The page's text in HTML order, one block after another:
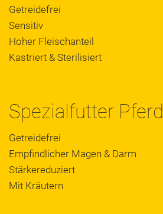
Getreidefrei
Sensitiv
Hoher Fleischanteil
Kastriert & Sterilisiert
Spezialfutter Pferd
Getreidefrei
Empfindlicher Magen & Darm
Stärkereduziert
Mit Kräutern